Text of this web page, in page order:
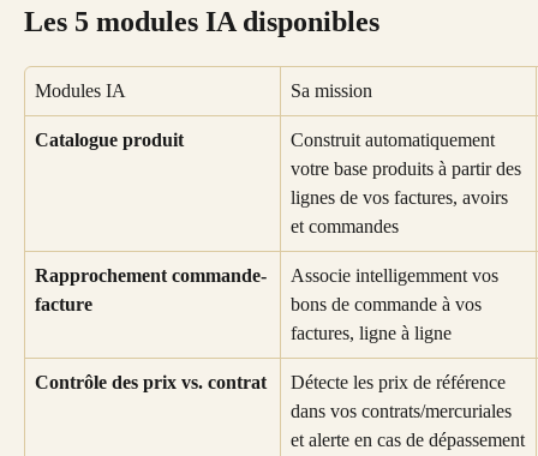
Les 5 modules IA disponibles
Modules IA Sa mission
Catalogue produit
Construit automatiquement
votre base produits à partir des
lignes de vos factures, avoirs
et commandes
Rapprochement commande-
facture
Associe intelligemment vos
bons de commande à vos
factures, ligne à ligne
Contrôle des prix vs. contrat
Détecte les prix de référence
dans vos contrats/mercuriales
et alerte en cas de dépassement